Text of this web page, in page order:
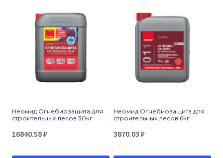
Неомид Огнебиозащита для
строительных лесов 30кг
16840.58₽
Неомид Огнебиозащита для
строительных лесов 6кг
3870.03 ₽